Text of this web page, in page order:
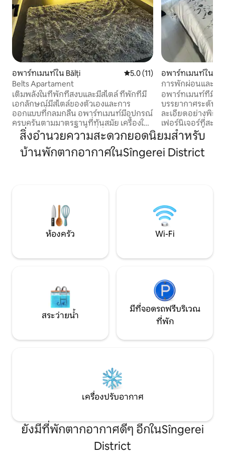
อพาร์ทเมนท์ใน Bălți คะแนนเฉลี่ย 5.0 จาก 5, 11 รีวิว
5.0 (11)
Belts Apartament
เติมพลังในที่พักที่สงบและมีสไตล์ ที่พักที่มี
เอกลักษณ์มีสไตล์ของตัวเองและการ
ออกแบบที่กลมกลืน อพาร์ทเมนท์มีอุปกรณ์
ครบครันตามมาตรฐานที่ทันสมัย เครื่องใช้
ไฟฟ้าคุณภาพสูง และพื้นที่นั่งเล่นแยกต่าง
หากบนระเบียงจะช่วยให้คุณผ่อนคลายและ
เพลิดเพลินกับความสะดวกสบายและความ
อบอุ่นของอพาร์ทเมนท์นี้ อพาร์ทเมนท์มีสิ่ง
อพาร์ทเมนท์ใน
การพักผ่อนและคว
อพาร์ทเมนท์เหมื
อพาร์ทเมนท์ที่มีก
บรรยากาศระดับพ
ละเอียดอย่างพิถี
เฟอร์นิเจอร์ที่สะด
อบอุ่นสร้างพื้นที่ที่
ผ่อนและการเข้าพั
ส่วนตัวและมีสไตล์
สิ่งอำนวยความสะดวกยอดนิยมสำหรับ
บ้านพักตากอากาศในSîngerei District
ห้องครัว Wi-Fi
สระว่ายน้ำ
มีที่จอดรถฟรีบริเวณ
ที่พัก
เครื่องปรับอากาศ
ยังมีที่พักตากอากาศดีๆ อีกในSîngerei
District